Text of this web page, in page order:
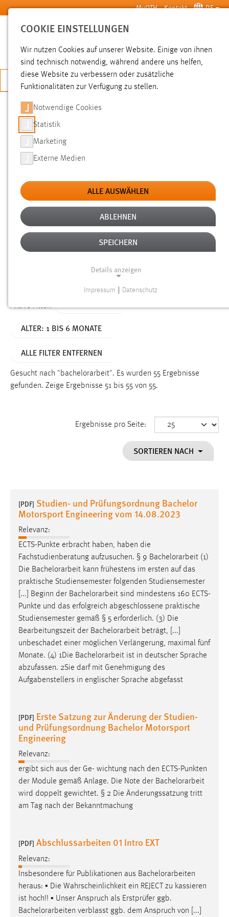
Zum Hauptinhalt springen MyOTH Kontakt DE
SUCHE
JETZT BEWERBEN
SUCHE
FILTER
Typ
Erstellungsdatum
Alter
Aktive Filter:
ALTER: 1 BIS 6 MONATE
ALLE FILTER ENTFERNEN
Gesucht nach "bachelorarbeit". Es wurden 55 Ergebnisse
gefunden. Zeige Ergebnisse 51 bis 55 von 55.
Ergebnisse pro Seite:
SORTIEREN NACH
[PDF] Studien- und Prüfungsordnung Bachelor
Motorsport Engineering vom 14.08.2023
Relevanz:
ECTS-Punkte erbracht haben, haben die
Fachstudienberatung aufzusuchen. § 9 Bachelorarbeit (1)
Die Bachelorarbeit kann frühestens im ersten auf das
praktische Studiensemester folgenden Studiensemester
[...] Beginn der Bachelorarbeit sind mindestens 160 ECTS-
Punkte und das erfolgreich abgeschlossene praktische
Studiensemester gemäß § 5 erforderlich. (3) Die
Bearbeitungszeit der Bachelorarbeit beträgt, [...]
unbeschadet einer möglichen Verlängerung, maximal fünf
Monate. (4) 1Die Bachelorarbeit ist in deutscher Sprache
abzufassen. 2Sie darf mit Genehmigung des
Aufgabenstellers in englischer Sprache abgefasst
[PDF] Erste Satzung zur Änderung der Studien-
und Prüfungsordnung Bachelor Motorsport
Engineering
Relevanz:
ergibt sich aus der Ge- wichtung nach den ECTS-Punkten
der Module gemäß Anlage. Die Note der Bachelorarbeit
wird doppelt gewichtet. § 2 Die Änderungssatzung tritt
am Tag nach der Bekanntmachung
[PDF] Abschlussarbeiten 01 Intro EXT
Relevanz:
Insbesondere für Publikationen aus Bachelorarbeiten
heraus: ▪ Die Wahrscheinlichkeit ein REJECT zu kassieren
ist hoch!! ▪ Unser Anspruch als Erstprüfer ggb.
Bachelorarbeiten verblasst ggb. dem Anspruch von [...]
COOKIE EINSTELLUNGEN
Wir nutzen Cookies auf unserer Website. Einige von ihnen
sind technisch notwendig, während andere uns helfen,
diese Website zu verbessern oder zusätzliche
Funktionalitäten zur Verfügung zu stellen.
Notwendige Cookies
Statistik
Marketing
Externe Medien
ALLE AUSWÄHLEN
ABLEHNEN
SPEICHERN
Details anzeigen
Funktionen und sind für die einwandfreie Funktion der
Name:
Dieser Cookie speichert die ausgewählten Einverständnis-
Performance
Name:
staticfilecache
Zweck:
Für performante Seitenauslieferung wird in diesem Cookie
gespeichert, ob man eingeloggt ist.
Sprachpräferenz
Name:
site-language-preference
Zweck:
Das Cookie speichert die gewählte Sprache der Website.
Cookie Laufzeit:
Chat
Name:
MibewSessionID, MIBEW_UserID, mibew_locale, mibew-
chat-frame-style-5e9dbeb1811c0446
Zweck:
Wird benötigt um die Chatfunktion nutzen zu können.
Cookie Laufzeit:
Jahre, MIBEW_UserID = 1 Jahr
Login
Name:
fe_user, be_user, be_lastLoginProvider
Impressum Datenschutz